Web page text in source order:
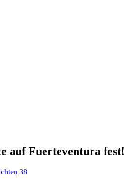
auf Fuerteventura fest!
38